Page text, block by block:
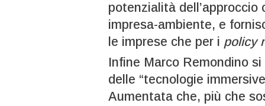
potenzialità dell’approccio
impresa-ambiente, e
le imprese che per i policy
Infine Marco Remondino
delle “tecnologie
Aumentata che, più che